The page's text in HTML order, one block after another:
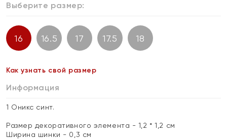
Выберите размер:
16 16.5 17 17.5 18
Как узнать свой размер
Информация
1 Оникс синт.
Размер декоративного элемента - 1,2 * 1,2 см
Ширина шинки - 0,3 см